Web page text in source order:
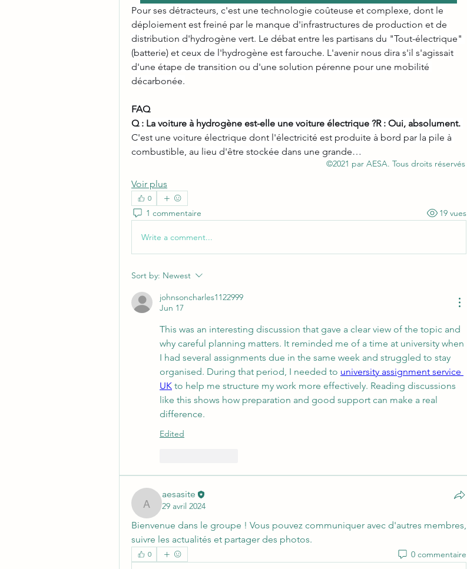
Pour ses détracteurs, c'est une technologie coûteuse et complexe, dont le
déploiement est freiné par le manque d'infrastructures de production et de
distribution d'hydrogène vert. Le débat entre les partisans du "Tout-électrique"
(batterie) et ceux de l'hydrogène est farouche. L'avenir nous dira s'il s'agissait
d'une étape de transition ou d'une solution pérenne pour une mobilité
décarbonée.
FAQ
Q : La voiture à hydrogène est-elle une voiture électrique ?R : Oui, absolument.
C'est une voiture électrique dont l'électricité est produite à bord par la pile à
combustible, au lieu d'être stockée dans une grande…
Voir plus
0
1 commentaire 19 vues
Write a comment...
Sort by: Newest
johnsoncharles1122999
Jun 17
This was an interesting discussion that gave a clear view of the topic and
why careful planning matters. It reminded me of a time at university when
I had several assignments due in the same week and struggled to stay
organised. During that period, I needed to university assignment service
UK to help me structure my work more effectively. Reading discussions
like this shows how preparation and good support can make a real
difference.
Edited
aesasite
aesasite
29 avril 2024
Bienvenue dans le groupe ! Vous pouvez communiquer avec d'autres membres,
suivre les actualités et partager des photos.
0 0 commentaire
©2021 par AESA. Tous droits réservés